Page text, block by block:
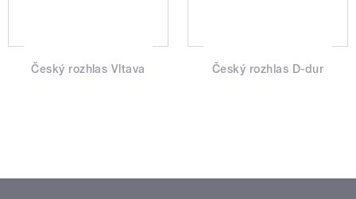
Český rozhlas Vltava Český rozhlas D-dur